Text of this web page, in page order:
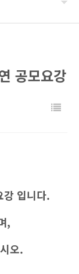
공모요강
입니다.
,
오.